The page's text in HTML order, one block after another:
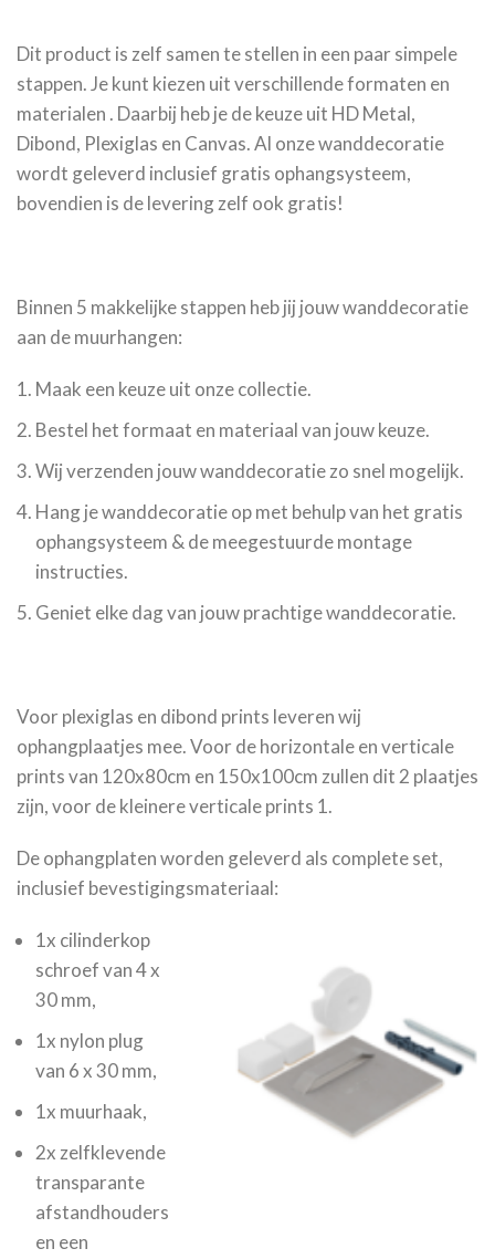
Dit product is zelf samen te stellen in een paar simpele
stappen. Je kunt kiezen uit verschillende formaten en
materialen . Daarbij heb je de keuze uit HD Metal,
Dibond, Plexiglas en Canvas. Al onze wanddecoratie
wordt geleverd inclusief gratis ophangsysteem,
bovendien is de levering zelf ook gratis!
Binnen 5 makkelijke stappen heb jij jouw wanddecoratie
aan de muurhangen:
Maak een keuze uit onze collectie.
Bestel het formaat en materiaal van jouw keuze.
Wij verzenden jouw wanddecoratie zo snel mogelijk.
Hang je wanddecoratie op met behulp van het gratis
ophangsysteem & de meegestuurde montage
instructies.
Geniet elke dag van jouw prachtige wanddecoratie.
Voor plexiglas en dibond prints leveren wij
ophangplaatjes mee. Voor de horizontale en verticale
prints van 120x80cm en 150x100cm zullen dit 2 plaatjes
zijn, voor de kleinere verticale prints 1.
De ophangplaten worden geleverd als complete set,
inclusief bevestigingsmateriaal:
1x cilinderkop
schroef van 4 x
30 mm,
1x nylon plug
van 6 x 30 mm,
1x muurhaak,
2x zelfklevende
transparante
afstandhouders
en een